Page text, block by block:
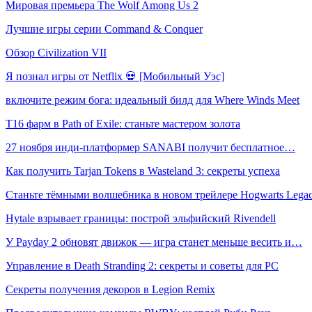
Мировая премьера The Wolf Among Us 2
Лучшие игры серии Command & Conquer
Обзор Civilization VII
Я познал игры от Netflix 💀 [Мобильный Уэс]
включите режим бога: идеальный билд для Where Winds Meet
T16 фарм в Path of Exile: станьте мастером золота
27 ноября инди-платформер SANABI получит бесплатное…
Как получить Tarjan Tokens в Wasteland 3: секреты успеха
Станьте тёмными волшебника в новом трейлере Hogwarts
Hytale взрывает границы: построй эльфийский Rivendell
У Payday 2 обновят движок — игра станет меньше весить и…
Управление в Death Stranding 2: секреты и советы для PC
Секреты получения декоров в Legion Remix